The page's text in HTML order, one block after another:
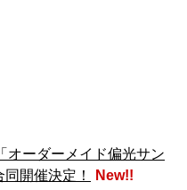
ーダーメイド偏光サン
開催決定！
New!!